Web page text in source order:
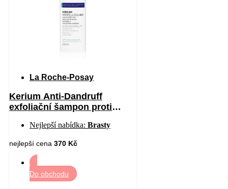
La Roche-Posay
Kerium Anti-Dandruff
exfoliační šampon proti
Nejlepší nabídka: Brasty
nejlepší cena 370 Kč
Do obchodu